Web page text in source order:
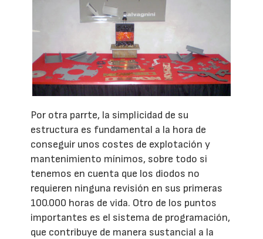
Por otra parrte, la simplicidad de su
estructura es fundamental a la hora de
conseguir unos costes de explotación y
mantenimiento mínimos, sobre todo si
tenemos en cuenta que los diodos no
requieren ninguna revisión en sus primeras
100.000 horas de vida. Otro de los puntos
importantes es el sistema de programación,
que contribuye de manera sustancial a la